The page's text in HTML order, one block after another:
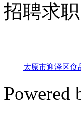
招聘求
太原市迎泽区食
Powered